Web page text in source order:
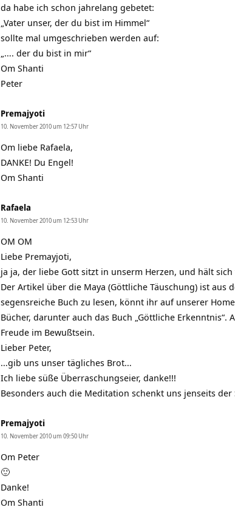
da habe ich schon jahrelang gebetet:
„Vater unser, der du bist im Himmel“
sollte mal umgeschrieben werden auf:
„…. der du bist in mir“
Om Shanti
Peter
Premajyoti
10. November 2010 um 12:57 Uhr
Om liebe Rafaela,
DANKE! Du Engel!
Om Shanti
Rafaela
10. November 2010 um 12:53 Uhr
OM OM
Liebe Premayjoti,
ja ja, der liebe Gott sitzt in unserm Herzen, und hält
Der Artikel über die Maya (Göttliche Täuschung) ist aus
segensreiche Buch zu lesen, könnt ihr auf unserer
Bücher, darunter auch das Buch „Göttliche
Freude im Bewußtsein.
Lieber Peter,
…gib uns unser tägliches Brot…
Ich liebe süße Überraschungseier, danke!!!
Besonders auch die Meditation schenkt uns jenseits
Premajyoti
10. November 2010 um 09:50 Uhr
Om Peter
🙂
Danke!
Om Shanti